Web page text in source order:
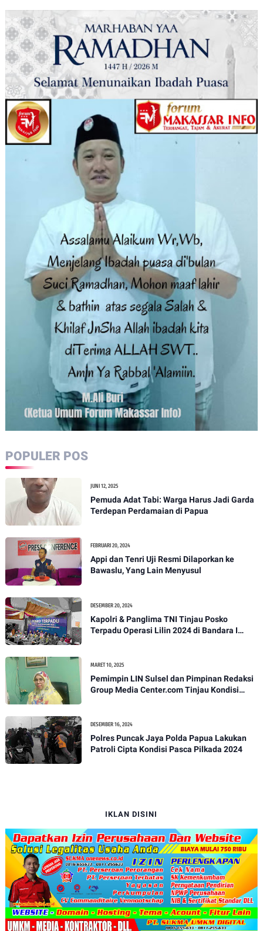
POPULER POS
JUNI 12, 2025
Pemuda Adat Tabi: Warga Harus Jadi Garda
Terdepan Perdamaian di Papua
FEBRUARI 20, 2024
Appi dan Tenri Uji Resmi Dilaporkan ke
Bawaslu, Yang Lain Menyusul
DESEMBER 20, 2024
Kapolri & Panglima TNI Tinjau Posko
Terpadu Operasi Lilin 2024 di Bandara I
MARET 10, 2025
Pemimpin LIN Sulsel dan Pimpinan Redaksi
Group Media Center.com Tinjau Kondisi
DESEMBER 16, 2024
Polres Puncak Jaya Polda Papua Lakukan
Patroli Cipta Kondisi Pasca Pilkada 2024
IKLAN DISINI